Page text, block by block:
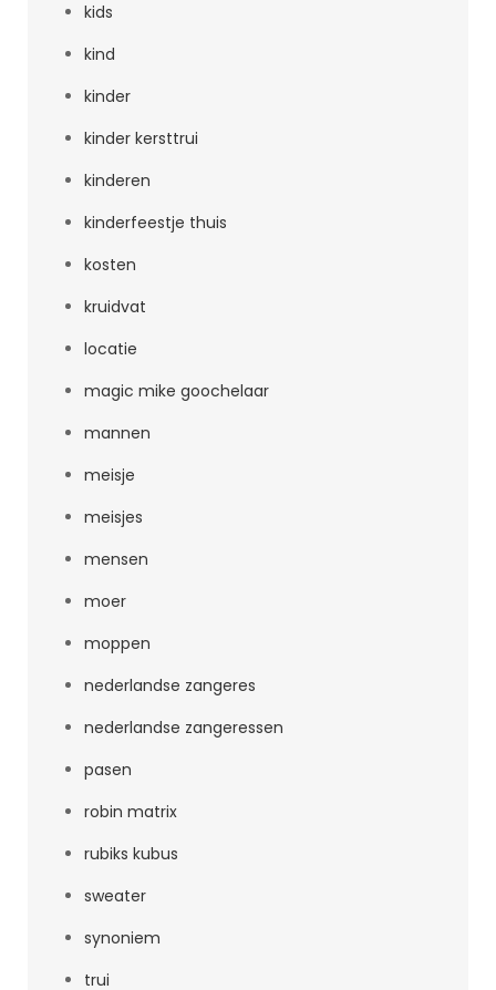
kids
kind
kinder
kinder kersttrui
kinderen
kinderfeestje thuis
kosten
kruidvat
locatie
magic mike goochelaar
mannen
meisje
meisjes
mensen
moer
moppen
nederlandse zangeres
nederlandse zangeressen
pasen
robin matrix
rubiks kubus
sweater
synoniem
trui